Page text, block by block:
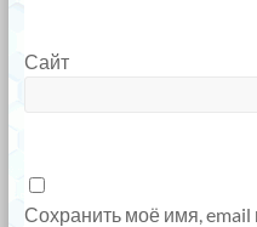
Сайт
Сохранить моё имя, email